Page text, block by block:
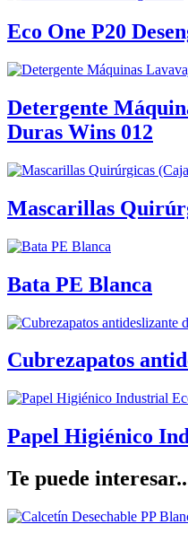
Eco One P20
Detergente
Duras Wins 012
Mascarillas
Bata PE Blanca
Cubrezapatos
Papel Higiénico
Te puede